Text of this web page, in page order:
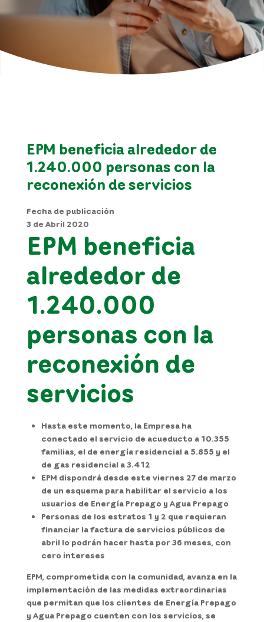
EPM beneficia alrededor de
1.240.000 personas con la
reconexión de servicios
Fecha de publicación
3 de Abril 2020
EPM beneficia
alrededor de
1.240.000
personas con la
reconexión de
servicios
Hasta este momento, la Empresa ha
conectado el servicio de acueducto a 10.355
familias, el de energía residencial a 5.855 y el
de gas residencial a 3.412
EPM dispondrá desde este viernes 27 de marzo
de un esquema para habilitar el servicio a los
usuarios de Energía Prepago y Agua Prepago
Personas de los estratos 1 y 2 que requieran
financiar la factura de servicios públicos de
abril lo podrán hacer hasta por 36 meses, con
cero intereses
EPM, comprometida con la comunidad, avanza en la
implementación de las medidas extraordinarias
que permitan que los clientes de Energía Prepago
y Agua Prepago cuenten con los servicios, se